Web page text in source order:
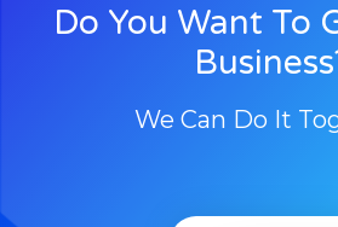
Do You Want To
We Can Do It